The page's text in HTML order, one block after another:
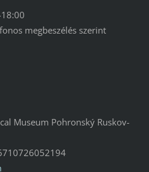
megbeszélés szerint
Museum Pohronský Ruskov-